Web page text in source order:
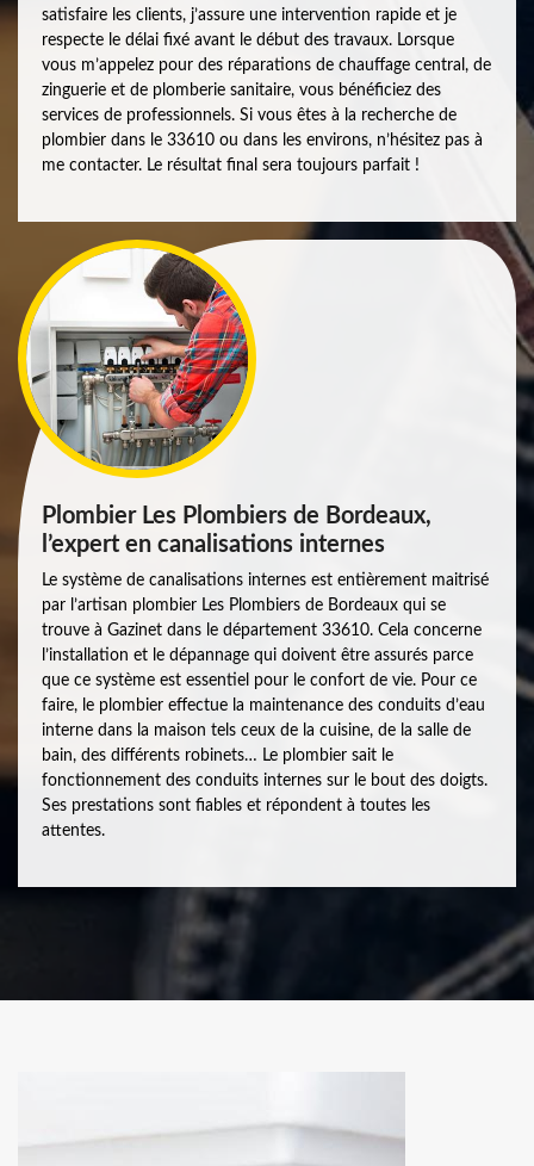
satisfaire les clients, j’assure une intervention rapide et je
respecte le délai fixé avant le début des travaux. Lorsque
vous m’appelez pour des réparations de chauffage central, de
zinguerie et de plomberie sanitaire, vous bénéficiez des
services de professionnels. Si vous êtes à la recherche de
plombier dans le 33610 ou dans les environs, n’hésitez pas à
me contacter. Le résultat final sera toujours parfait !
Plombier Les Plombiers de Bordeaux,
l’expert en canalisations internes
Le système de canalisations internes est entièrement maitrisé
par l’artisan plombier Les Plombiers de Bordeaux qui se
trouve à Gazinet dans le département 33610. Cela concerne
l’installation et le dépannage qui doivent être assurés parce
que ce système est essentiel pour le confort de vie. Pour ce
faire, le plombier effectue la maintenance des conduits d’eau
interne dans la maison tels ceux de la cuisine, de la salle de
bain, des différents robinets… Le plombier sait le
fonctionnement des conduits internes sur le bout des doigts.
Ses prestations sont fiables et répondent à toutes les
attentes.